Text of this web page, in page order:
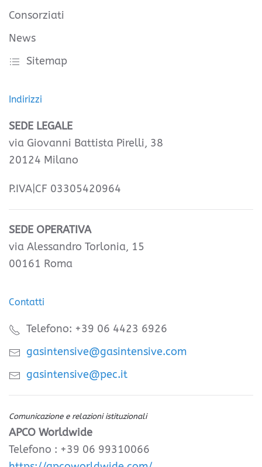
Consorziati
News
Sitemap
Indirizzi
SEDE LEGALE
via Giovanni Battista Pirelli, 38
20124 Milano
P.IVA|CF 03305420964
SEDE OPERATIVA
via Alessandro Torlonia, 15
00161 Roma
Contatti
Telefono: +39 06 4423 6926
gasintensive@gasintensive.com
gasintensive@pec.it
Comunicazione e relazioni istituzionali
APCO Worldwide
Telefono : +39 06 99310066